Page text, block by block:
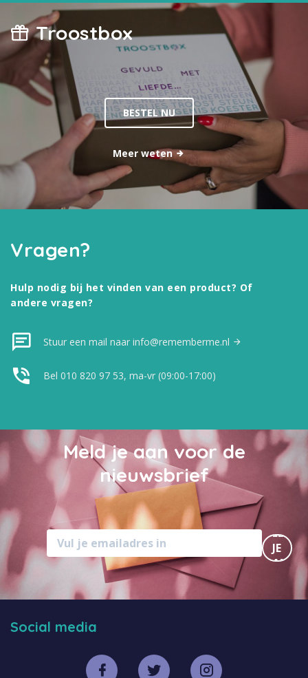
Troostbox
BESTEL NU
Meer weten
Vragen?
Hulp nodig bij het vinden van een product? Of
andere vragen?
Stuur een mail naar info@rememberme.nl
Bel 010 820 97 53, ma-vr (09:00-17:00)
Meld je aan voor de
nieuwsbrief
MELD
JE
AAN
Social media